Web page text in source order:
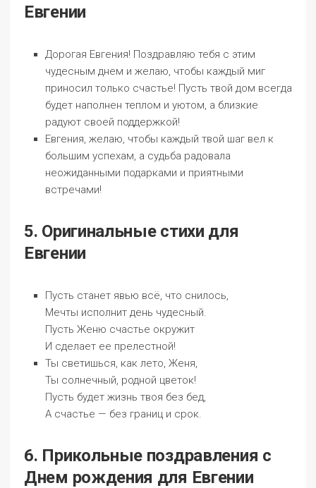
Евгении
Дорогая Евгения! Поздравляю тебя с этим
чудесным днем и желаю, чтобы каждый миг
приносил только счастье! Пусть твой дом всегда
будет наполнен теплом и уютом, а близкие
радуют своей поддержкой!
Евгения, желаю, чтобы каждый твой шаг вел к
большим успехам, а судьба радовала
неожиданными подарками и приятными
встречами!
5. Оригинальные стихи для
Евгении
Пусть станет явью всё, что снилось,
Мечты исполнит день чудесный.
Пусть Женю счастье окружит
И сделает ее прелестной!
Ты светишься, как лето, Женя,
Ты солнечный, родной цветок!
Пусть будет жизнь твоя без бед,
А счастье — без границ и срок.
6. Прикольные поздравления с
Днем рождения для Евгении